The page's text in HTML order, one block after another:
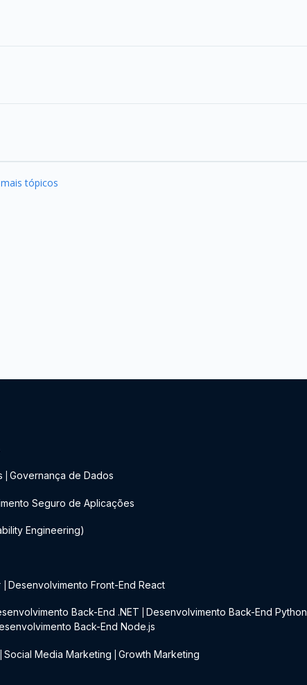
tópicos
Governança de Dados
Seguro de Aplicações
Engineering)
Desenvolvimento Front-End React
Back-End .NET Desenvolvimento Back-End Python
Back-End Node.js
Social Media Marketing Growth Marketing